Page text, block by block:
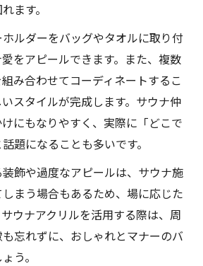
ウナアクリルでおしゃれ度アッ
ラップとの組み合わせ術紹介
リルで洗練された持ち物を実現
ーに人気のサウナアクリルとは
を使いたい方へマナー総まとめ
リル使用時の基本マナー解説
で守るべきアクリルグッズの扱
リルと暗黙のルールの関係性
リルでマナー美人を目指す方法
ます。
ルダーをバッグやタオルに取り付
をアピールできます。また、複数
み合わせてコーディネートするこ
スタイルが完成します。サウナ仲
にもなりやすく、実際に「どこで
題になることも多いです。
飾や過度なアピールは、サウナ施
まう場合もあるため、場に応じた
ウナアクリルを活用する際は、周
忘れずに、おしゃれとマナーのバ
う。